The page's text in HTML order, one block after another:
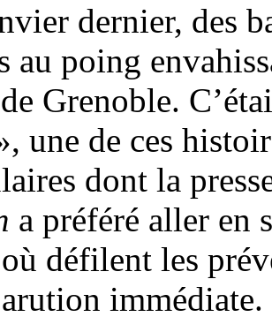
dernier, des
au poing
Grenoble.
une de ces
dont la
a préféré aller en
défilent les
immédiate.